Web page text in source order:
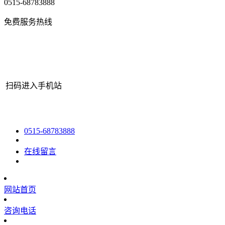
0515-68783888
免费服务热线
扫码进入手机站
0515-68783888
在线留言
网站首页
咨询电话